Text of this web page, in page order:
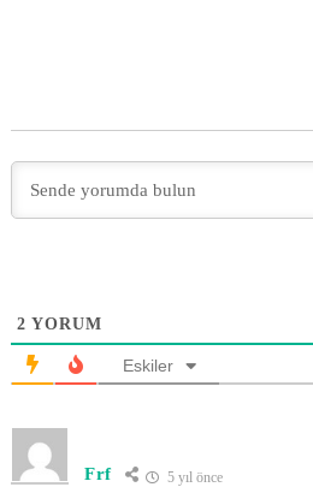
2 YORUM
Eskiler
Frf 5 yıl önce